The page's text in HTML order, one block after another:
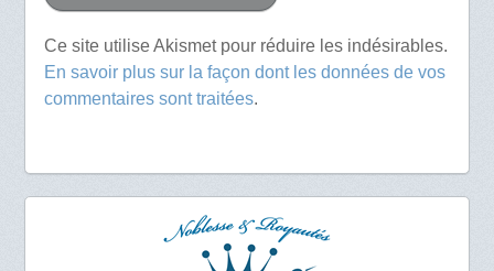
Ce site utilise Akismet pour réduire les indésirables.
En savoir plus sur la façon dont les données de vos
commentaires sont traitées.